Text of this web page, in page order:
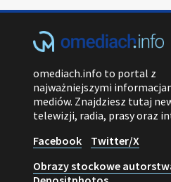
omediach.info to portal z
najważniejszymi
mediów. Znajdziesz tutaj
telewizji, radia, prasy oraz
Facebook
Twitter/X
Obrazy stockowe